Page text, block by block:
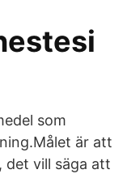
som
är att
det vill säga att